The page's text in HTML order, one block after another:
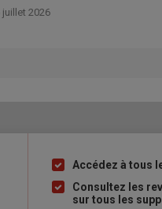
de betterave pour
il de son
juillet 2026
Liste
à
puce
Accédez à tous
Consultez les
sur tous les